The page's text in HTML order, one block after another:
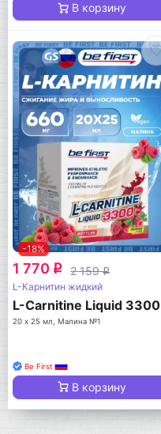
В корзину
-18%
1 770 q 2 159q
L-Карнитин жидкий
L-Carnitine Liquid 3300
20 х 25 мл, Малина №1
Be First
В корзину